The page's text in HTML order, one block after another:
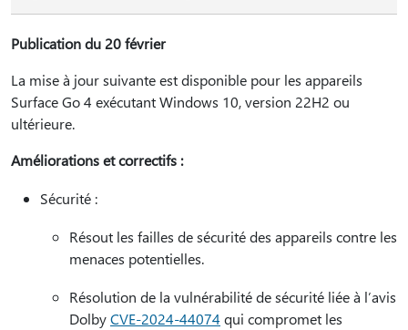
Publication du 20 février
La mise à jour suivante est disponible pour les appareils
Surface Go 4 exécutant Windows 10, version 22H2 ou
ultérieure.
Améliorations et correctifs :
Sécurité :
Résout les failles de sécurité des appareils contre les
menaces potentielles.
Résolution de la vulnérabilité de sécurité liée à l’avis
DolbyCVE-2024-44074 qui compromet les